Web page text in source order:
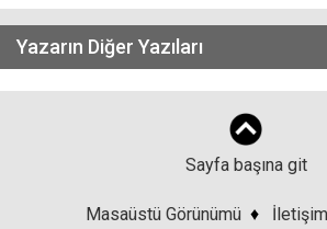
Yazarın Diğer Yazıları
Sayfa başına git
Masaüstü Görünümü ♦ İletişim